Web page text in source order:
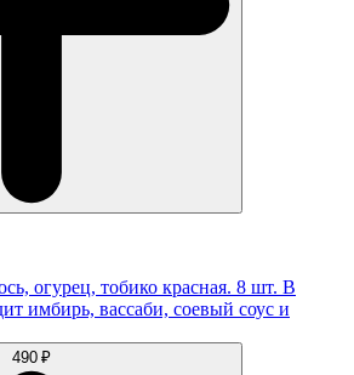
огурец, тобико красная. 8 шт. В
имбирь, вассаби, соевый соус и
490 ₽